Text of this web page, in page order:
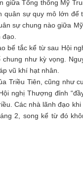
giữa Tổng thống Mỹ
quân sự quy mô lớn
sự chung nào giữa
bế tắc kể từ sau Hội
như kỳ vọng.
vũ khí hạt nhân.
Triều Tiên, cũng như
nghị Thượng đỉnh
Các nhà lãnh đạo
2, song kể từ đó